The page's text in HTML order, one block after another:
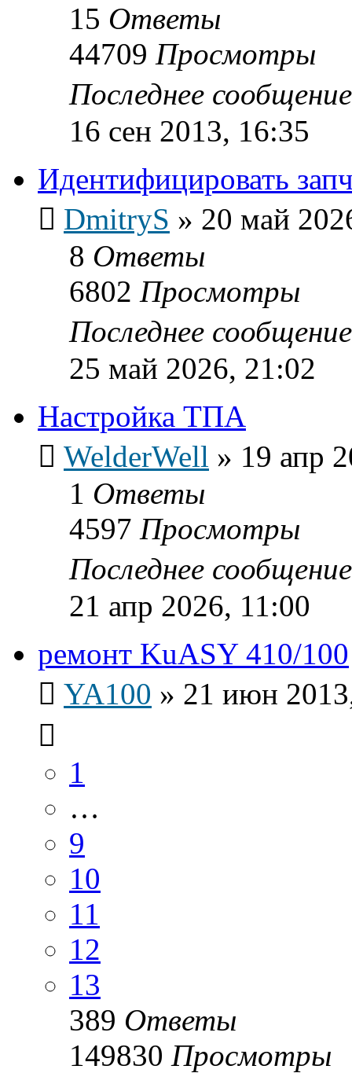
15 Ответы
44709 Просмотры
Последнее
16 сен 2013, 16:35
Идентифицировать
DmitryS » 20 май
8 Ответы
6802 Просмотры
Последнее
25 май 2026, 21:02
Настройка ТПА
WelderWell » 19 апр
1 Ответы
4597 Просмотры
Последнее
21 апр 2026, 11:00
ремонт KuASY 410/100
YA100 » 21 июн
1
…
9
10
11
12
13
389 Ответы
149830 Просмотры